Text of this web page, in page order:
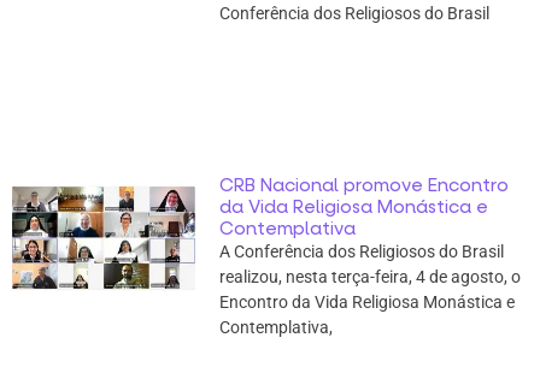
Conferência dos Religiosos do Brasil
CRB Nacional promove Encontro
da Vida Religiosa Monástica e
Contemplativa
A Conferência dos Religiosos do Brasil
realizou, nesta terça-feira, 4 de agosto, o
Encontro da Vida Religiosa Monástica e
Contemplativa,